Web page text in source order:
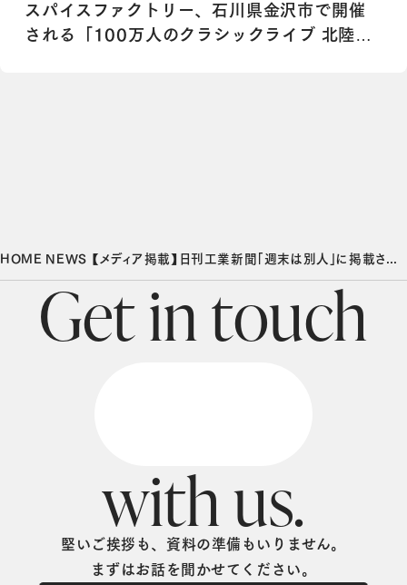
スパイスファクトリー、石川県金沢市で開催
される「100万人のクラシックライブ 北陸エ
HOME NEWS
Getintouch
withus.
堅いご挨拶も、資料の準備もいりません。
まずはお話を聞かせてください。